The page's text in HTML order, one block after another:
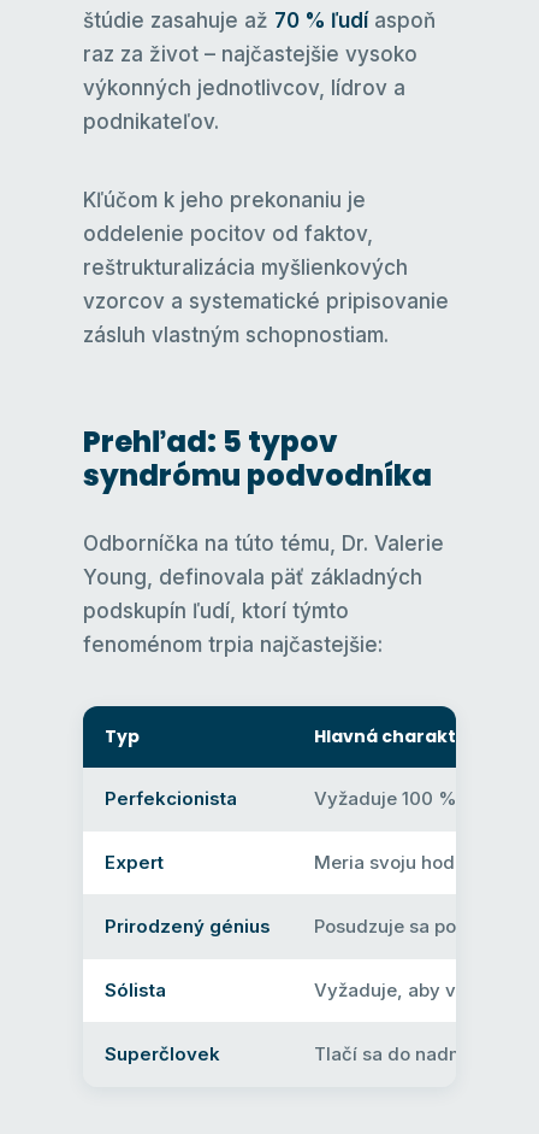
štúdie zasahuje až 70 % ľudíaspoň
raz za život – najčastejšie vysoko
výkonných jednotlivcov, lídrov a
podnikateľov.
Kľúčom k jeho prekonaniu je
oddelenie pocitov od faktov,
reštrukturalizácia myšlienkových
vzorcov a systematické pripisovanie
zásluh vlastným schopnostiam.
Prehľad: 5 typov
syndrómu podvodníka
Odborníčka na túto tému, Dr. Valerie
Young, definovala päť základných
podskupín ľudí, ktorí týmto
fenoménom trpia najčastejšie:
Typ Hlavná charakteristika
Perfekcionista Vyžaduje 100 %
Expert Meria svoju hodnotu
Prirodzený génius Posudzuje sa podľa
Sólista Vyžaduje, aby všetko
Superčlovek Tlačí sa do nadmerného